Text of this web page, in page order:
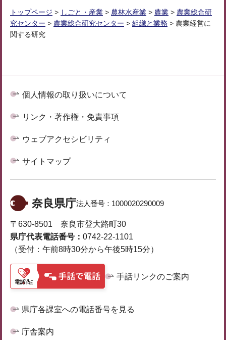
トップページ > しごと・産業 > 農林水産業 > 農業 > 農業総合研
究センター > 農業総合研究センター > 組織と業務 > 農業経営に
関する研究
個人情報の取り扱いについて
リンク・著作権・免責事項
ウェブアクセシビリティ
サイトマップ
奈良県庁法人番号： 1000020290009
〒630-8501 奈良市登大路町30
県庁代表電話番号： 0742-22-1101
（受付：午前8時30分から午後5時15分）
手話リンクのご案内
県庁各課室への電話番号を見る
庁舎案内